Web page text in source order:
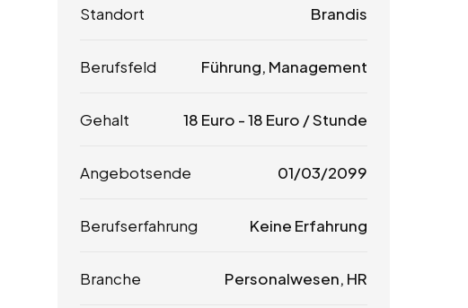
Standort Brandis
Berufsfeld Führung, Management
Gehalt 18 Euro -18 Euro / Stunde
Angebotsende 01/03/2099
Berufserfahrung Keine Erfahrung
Branche Personalwesen, HR